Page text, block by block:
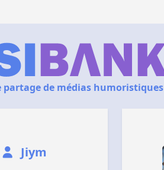
partage de médias humoristiques
Jiym